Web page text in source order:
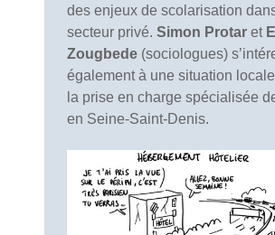
des enjeux de scolarisation
secteur privé. Simon Protar et
Zougbede (sociologues)
également à une situation
la prise en charge spécialisée
en Seine-Saint-Denis.